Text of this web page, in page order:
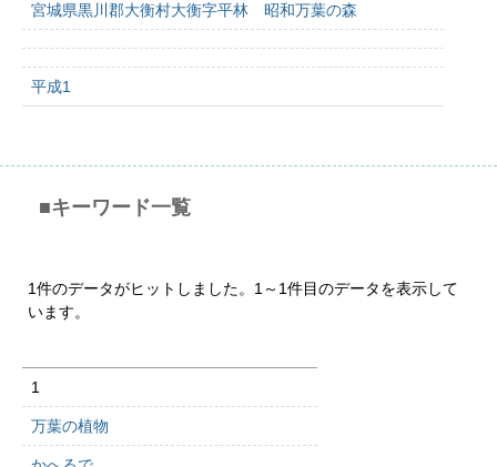
宮城県黒川郡大衡村大衡字平林 昭和万葉の森
平成1
■キーワード一覧
1件のデータがヒットしました。1～1件目のデータを表示して
います。
1
万葉の植物